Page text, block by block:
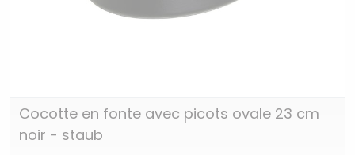
Cocotte en fonte avec picots ovale 23 cm
noir - staub